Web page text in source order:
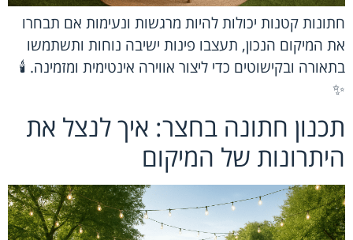
חתונות קטנות יכולות להיות מרגשות ונעימות אם תבחרו
את המיקום הנכון, תעצבו פינות ישיבה נוחות ותשתמשו
בתאורה ובקישוטים כדי ליצור אווירה אינטימית ומזמינה. 🕯️
✨
תכנון חתונה בחצר: איך לנצל את
היתרונות של המיקום